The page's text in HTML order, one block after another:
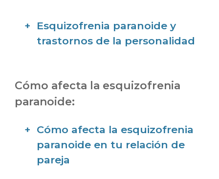
Esquizofrenia paranoide y
trastornos de la personalidad
Cómo afecta la esquizofrenia
paranoide:
Cómo afecta la esquizofrenia
paranoide en tu relación de
pareja